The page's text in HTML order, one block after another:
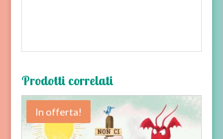
Prodotti correlati
In offerta!